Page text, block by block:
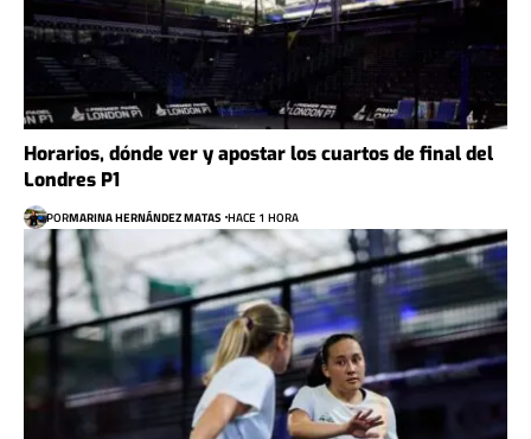
Horarios, dónde ver y apostar los cuartos de final del
Londres P1
PORMARINA HERNÁNDEZ MATAS HACE 1 HORA